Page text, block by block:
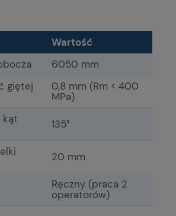
Wartość
6050 mm
giętej
0,8 mm (Rm < 400
MPa)
kąt
135°
20 mm
Ręczny (praca 2
operatorów)